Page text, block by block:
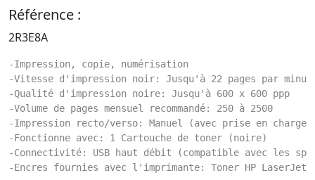
Référence :
2R3E8A
-Impression, copie, numérisation
-Vitesse d'impression noir: Jusqu'à 22 pages par
-Qualité d'impression noire: Jusqu'à 600 x 600 ppp
-Volume de pages mensuel recommandé: 250 à 2500
-Impression recto/verso: Manuel (avec prise en
-Fonctionne avec: 1 Cartouche de toner (noire)
-Connectivité: USB haut débit (compatible avec les
-Encres fournies avec l'imprimante: Toner HP